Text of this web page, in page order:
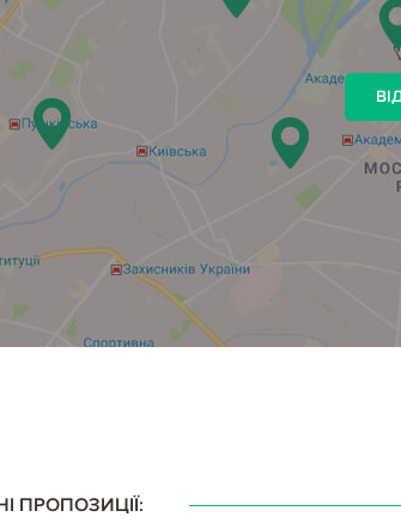
ПРОПОЗИЦІЇ: